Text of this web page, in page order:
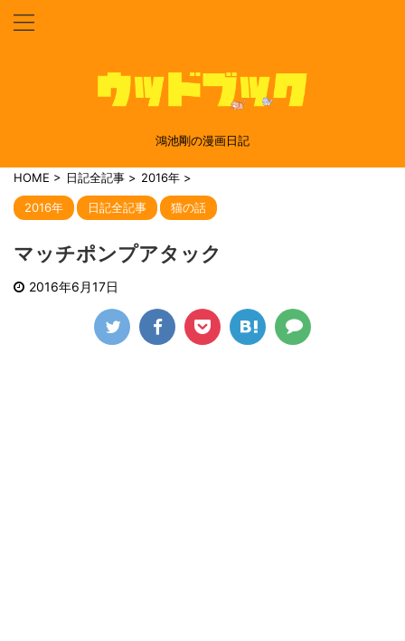
鴻池剛の漫画日記
HOME > 日記全記事 > 2016年 >
2016年 日記全記事 猫の話
マッチポンプアタック
2016年6月17日